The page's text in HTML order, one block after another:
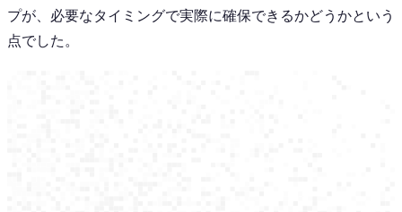
プが、必要なタイミングで実際に確保できるかどうかという
点でした。